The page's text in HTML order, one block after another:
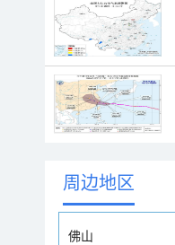
周边地区
佛山